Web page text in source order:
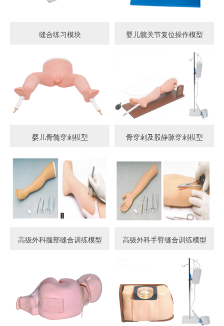
缝合练习模块 婴儿髋关节复位操作模型
婴儿骨髓穿刺模型 骨穿刺及股静脉穿刺模型
高级外科腿部缝合训练模型 高级外科手臂缝合训练模型